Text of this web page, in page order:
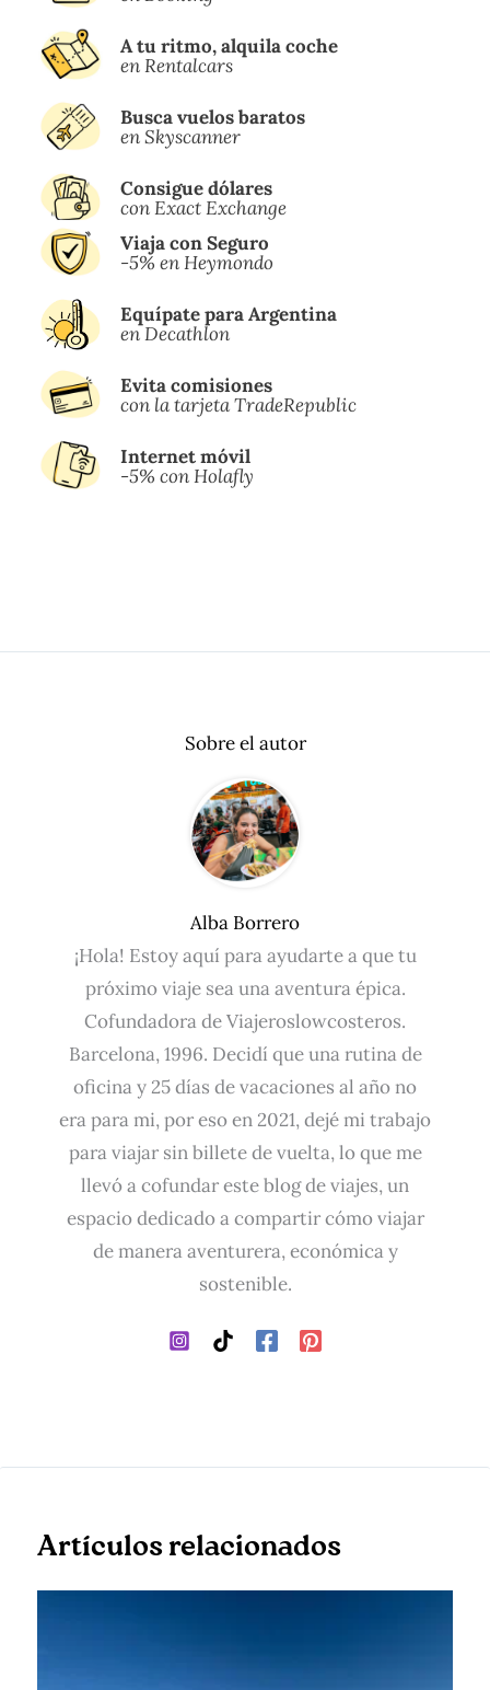
A tu ritmo, alquila coche
en Rentalcars
Busca vuelos baratos
en Skyscanner
Consigue dólares
con Exact Exchange
Viaja con Seguro
-5% en Heymondo
Equípate para Argentina
en Decathlon
Evita comisiones
con la tarjeta TradeRepublic
Internet móvil
-5% con Holafly
Sobre el autor
Alba Borrero
¡Hola! Estoy aquí para ayudarte a que tu
próximo viaje sea una aventura épica.
Cofundadora de Viajeroslowcosteros.
Barcelona, 1996. Decidí que una rutina de
oficina y 25 días de vacaciones al año no
era para mi, por eso en 2021, dejé mi trabajo
para viajar sin billete de vuelta, lo que me
llevó a cofundar este blog de viajes, un
espacio dedicado a compartir cómo viajar
de manera aventurera, económica y
sostenible.
Artículos relacionados